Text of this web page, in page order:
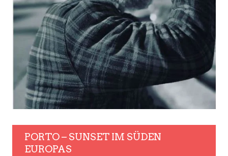
PORTO – SUNSET IM SÜDEN
EUROPAS